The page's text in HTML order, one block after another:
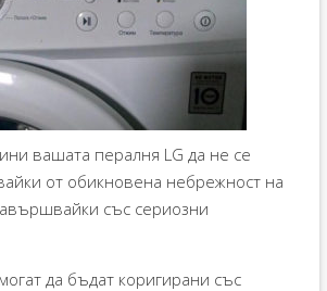
вашата пералня LG да не се
от обикновена небрежност на
със сериозни
да бъдат коригирани със